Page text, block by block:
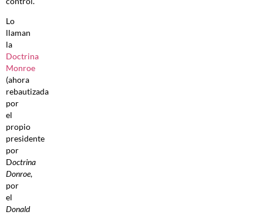
Lo
llaman
la
Doctrina
Monroe
(ahora
rebautizada
por
el
propio
presidente
por
Doctrina
Donroe,
por
el
Donald